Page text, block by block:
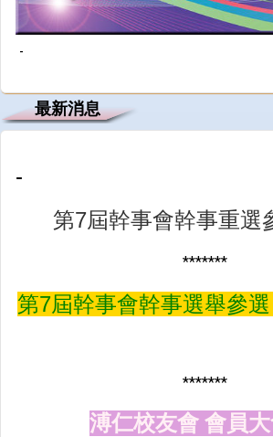
-
最新消息
-
第7屆幹事會幹事重選
*******
第7屆幹事會幹事選舉參
*******
溥仁校友會 會員